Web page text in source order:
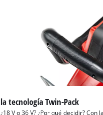
la tecnología Twin-Pack
¿18 V o 36 V? ¿Por qué decidir?